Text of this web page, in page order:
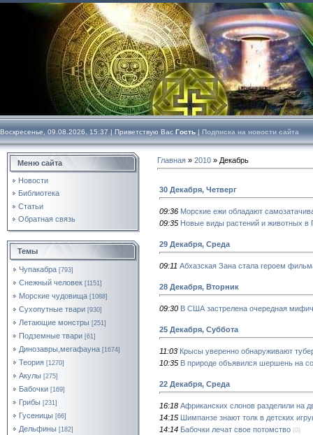
Воскресенье, 09.08.2026, 15:37 | Приветствую Вас Гость | Подписка на новости сайта
Меню сайта
Новости
Библиотека
Статьи
Обратная связь
Темы
Чупакабра [793]
Снежный человек [1151]
Морские чудовища [1088]
Сухопутные твари [930]
Летающие монстры [251]
Подземные твари [61]
Динозавры,мегафауна [1674]
Теория [1270]
Акулы [275]
Бабочки [169]
Грибы [231]
Гусеницы [66]
Дельфины [182]
Главная » 2010 » Декабрь
30 Декабря, Четверг
09:36 Морские ежи обладают
09:35 Новые виды растений и животных в
29 Декабря, Среда
09:11 Абхазская Зана стала героем
28 Декабря, Вторник
09:30 В США застрелена очередная
25 Декабря, Суббота
11:03 Крысы уверенно обнаруживают
10:35 В природе объявился шершень на
22 Декабря, Среда
16:18 Африканских слонов разделили на
14:15 Шимпанзе знают толк в детских
14:14 Бабочки лечат свое потомство (0)